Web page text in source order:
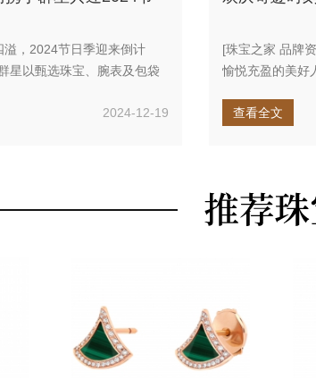
，2024节日季迎来倒计
星以甄选珠宝、腕表及包袋
2024-12-19
[珠宝之家 品牌
愉悦充盈的美好
查看全文